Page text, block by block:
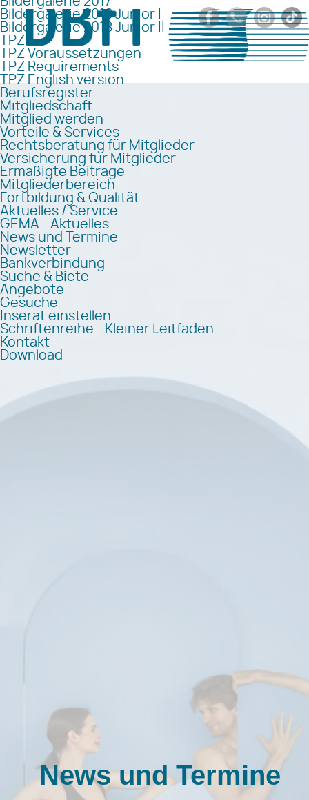
Bildergalerie 2018 Junior I
Bildergalerie 2018 Junior II
TPZ
TPZ Voraussetzungen
TPZ Requirements
TPZ English version
Berufsregister
Mitgliedschaft
Mitglied werden
Vorteile & Services
Rechtsberatung für Mitglieder
Versicherung für Mitglieder
Ermäßigte Beiträge
Mitgliederbereich
Fortbildung & Qualität
Aktuelles / Service
GEMA - Aktuelles
News und Termine
Newsletter
Bankverbindung
Suche & Biete
Angebote
Gesuche
Inserat einstellen
Schriftenreihe - Kleiner Leitfaden
Kontakt
Download
News und Termine